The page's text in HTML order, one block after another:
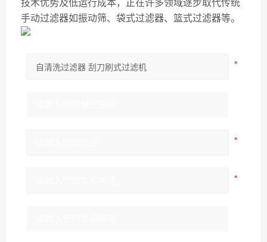
技术优势及低运行成本，正在许多领域逐步取代传统
手动过滤器如振动筛、袋式过滤器、篮式过滤器等。